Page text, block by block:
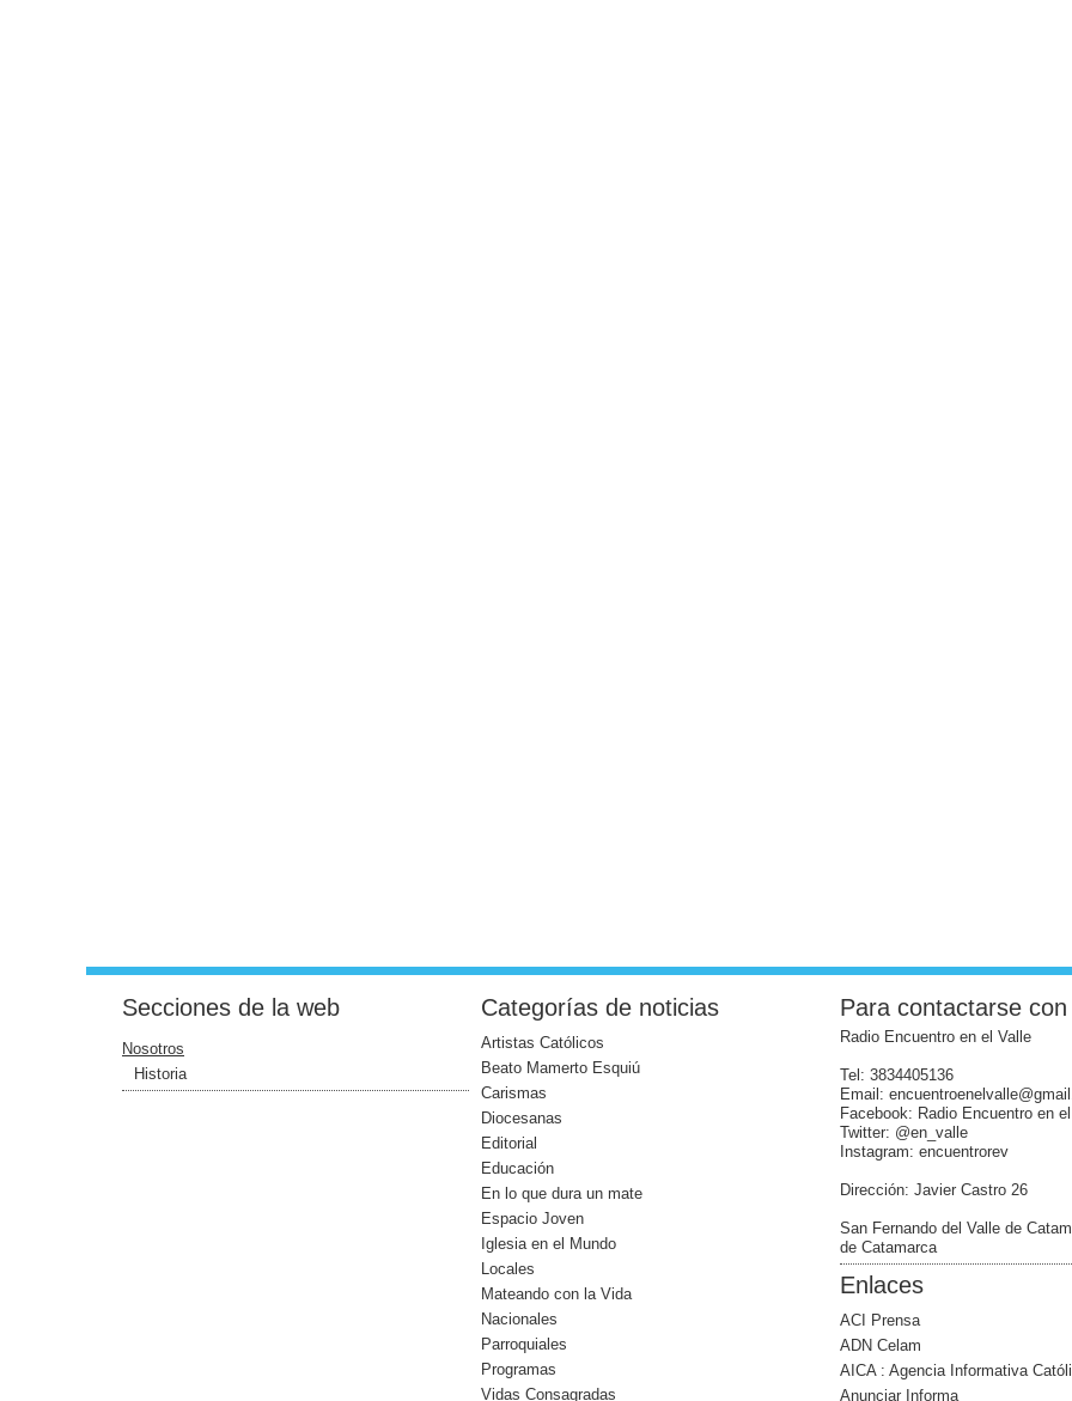
Secciones de la web
Nosotros
Historia
Categorías de noticias
Artistas Católicos
Beato Mamerto Esquiú
Carismas
Diocesanas
Editorial
Educación
En lo que dura un mate
Espacio Joven
Iglesia en el Mundo
Locales
Mateando con la Vida
Nacionales
Parroquiales
Programas
Vidas Consagradas
Para contactarse
Radio Encuentro en el Valle
Tel: 3834405136
Email:
Facebook: Radio Encuentro en
Twitter: @en_valle
Instagram: encuentrorev
Dirección: Javier Castro 26
San Fernando del Valle de
de Catamarca
Enlaces
ACI Prensa
ADN Celam
AICA : Agencia Informativa
Anunciar Informa